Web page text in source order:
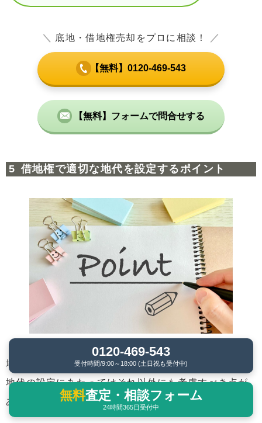
＼ 底地・借地権売却をプロに相談！ ／
【無料】0120-469-543
【無料】フォームで問合せする
借地権で適切な地代を設定するポイント
地代の目安を算出する方法にはいろいろありますが、
地代の設定にあたってはそれ以外にも考慮すべき点が
あります。
0120-469-543
受付時間/9:00～18:00 (土日祝も受付中)
無料査定・相談フォーム
24時間365日受付中